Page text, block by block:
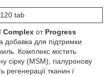
120 tab
Complex от Progress
для підтримки
Комплекс містить
сірку (MSM), гіалуронову
регенерації тканин і